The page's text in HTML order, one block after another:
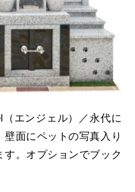
エンジェル）／永代に
面にペットの写真入り
。オプションでブック